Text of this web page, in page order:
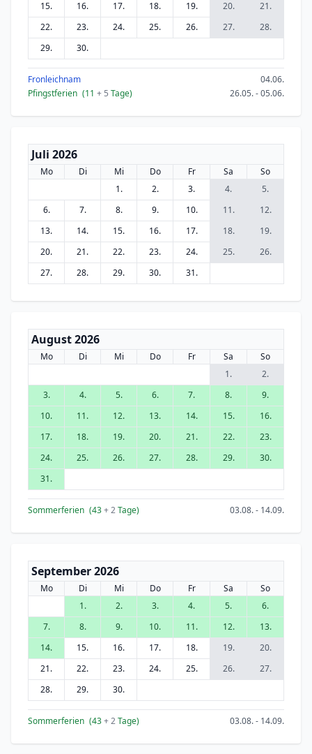
15. 16. 17. 18. 19. 20.
21.
22.
23. 24. 25. 26. 27.
28.
29.
30.
Fronleichnam
04.06.
Pfingstferien (11 + 5 Tage) 26.05. - 05.06.
Juli 2026
Mo Di Mi Do Fr Sa
So
1.
2. 3. 4.
5.
6.
7. 8. 9. 10. 11.
12.
13.
14. 15. 16. 17. 18.
19.
20.
21. 22. 23. 24. 25.
26.
27.
28. 29. 30. 31.
August 2026
Mo Di Mi Do Fr Sa
So
1.
2.
3.
4. 5. 6. 7. 8.
9.
10.
11. 12. 13. 14. 15.
16.
17.
18. 19. 20. 21. 22.
23.
24.
25. 26. 27. 28. 29.
30.
31.
Sommerferien (43+ 2Tage) 03.08. - 14.09.
September 2026
Mo Di Mi Do Fr Sa
So
1.
2. 3. 4. 5.
6.
7.
8. 9. 10. 11. 12.
13.
14.
15. 16. 17. 18. 19.
20.
21.
22. 23. 24. 25. 26.
27.
28.
29. 30.
Sommerferien (43+ 2Tage) 03.08. - 14.09.